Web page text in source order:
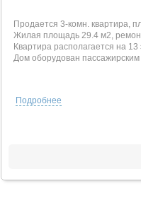
Продается 3-комн. квартира,
Жилая площадь 29.4 м2,
Квартира располагается на
Дом оборудован
Подробнее